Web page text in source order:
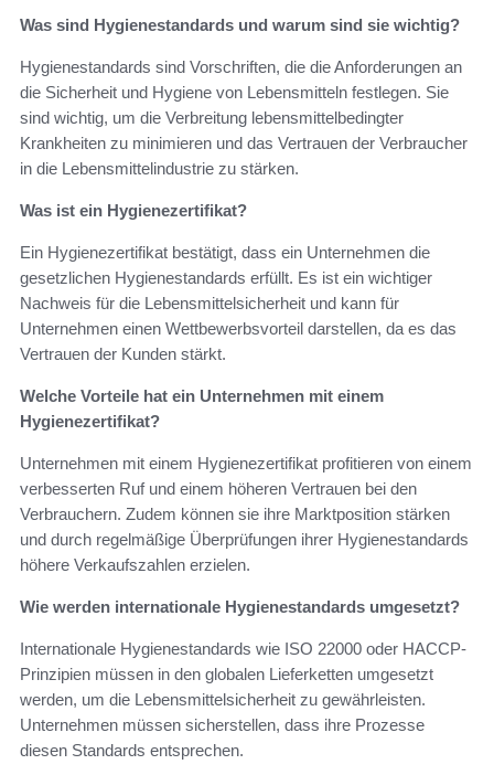
Was sind Hygienestandards und warum sind sie wichtig?
Hygienestandards sind Vorschriften, die die Anforderungen an
die Sicherheit und Hygiene von Lebensmitteln festlegen. Sie
sind wichtig, um die Verbreitung lebensmittelbedingter
Krankheiten zu minimieren und das Vertrauen der Verbraucher
in die Lebensmittelindustrie zu stärken.
Was ist ein Hygienezertifikat?
Ein Hygienezertifikat bestätigt, dass ein Unternehmen die
gesetzlichen Hygienestandards erfüllt. Es ist ein wichtiger
Nachweis für die Lebensmittelsicherheit und kann für
Unternehmen einen Wettbewerbsvorteil darstellen, da es das
Vertrauen der Kunden stärkt.
Welche Vorteile hat ein Unternehmen mit einem
Hygienezertifikat?
Unternehmen mit einem Hygienezertifikat profitieren von einem
verbesserten Ruf und einem höheren Vertrauen bei den
Verbrauchern. Zudem können sie ihre Marktposition stärken
und durch regelmäßige Überprüfungen ihrer Hygienestandards
höhere Verkaufszahlen erzielen.
Wie werden internationale Hygienestandards umgesetzt?
Internationale Hygienestandards wie ISO 22000 oder HACCP-
Prinzipien müssen in den globalen Lieferketten umgesetzt
werden, um die Lebensmittelsicherheit zu gewährleisten.
Unternehmen müssen sicherstellen, dass ihre Prozesse
diesen Standards entsprechen.